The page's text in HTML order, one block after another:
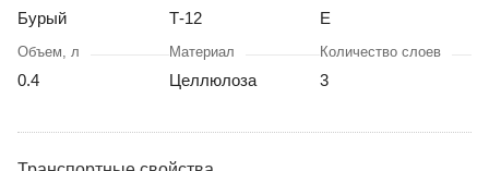
Бурый Т-12 Е
Объем, л
0.4
Материал
Целлюлоза
Количество слоев
3